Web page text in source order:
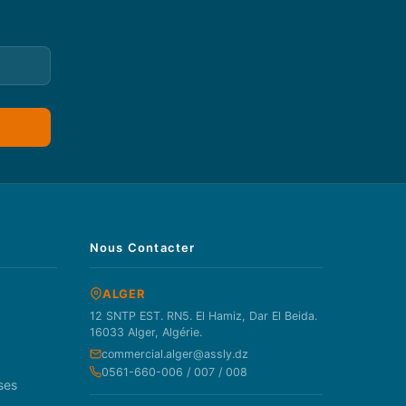
Nous Contacter
ALGER
12 SNTP EST. RN5. El Hamiz, Dar El Beida.
16033 Alger, Algérie.
commercial.alger@assly.dz
0561-660-006 / 007 / 008